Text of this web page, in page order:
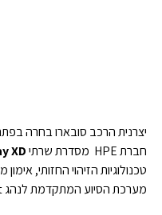
חברת HPE מסדרת שרתי
XD
מערכת הסיוע המתקדמת לנהג EyeSight